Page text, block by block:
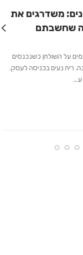
משדרגים את
שחשבתם
על השולחן כשנכנסים
נעים בכניסה לעסק.